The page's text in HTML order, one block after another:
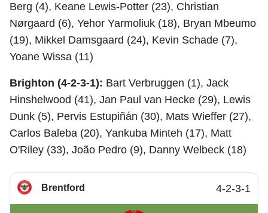
Berg (4), Keane Lewis-Potter (23), Christian
Nørgaard (6), Yehor Yarmoliuk (18), Bryan Mbeumo
(19), Mikkel Damsgaard (24), Kevin Schade (7),
Yoane Wissa (11)
Brighton (4-2-3-1): Bart Verbruggen (1), Jack
Hinshelwood (41), Jan Paul van Hecke (29), Lewis
Dunk (5), Pervis Estupiñán (30), Mats Wieffer (27),
Carlos Baleba (20), Yankuba Minteh (17), Matt
O'Riley (33), João Pedro (9), Danny Welbeck (18)
Brentford 4-2-3-1